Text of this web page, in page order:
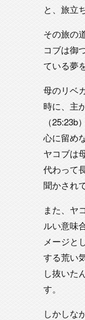
と、旅立
その旅の
コブは御
ている夢
母のリベ
時に、主
（
心に留め
ヤコブは
代わって
聞かされ
また、ヤ
ルい意味
メージと
する荒い
し抜いた
す。
しかしな